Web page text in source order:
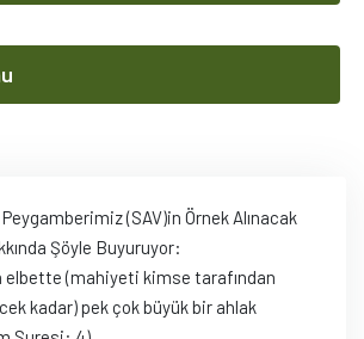
(SAV)in Örnek Alınacak
Şöyle Buyuruyor:
elbette (mahiyeti kimse tarafından
kadar) pek çok büyük bir ahlak